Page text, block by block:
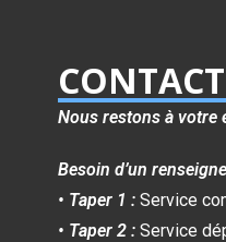
Nous restons à votre
Besoin d’un
• Taper 1 : Service
• Taper 2 :Service